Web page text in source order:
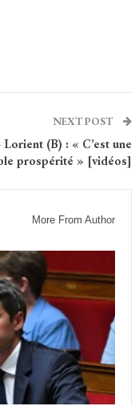
NEXT POST
(B) : « C’est une
prospérité » [vidéos]
More From Author